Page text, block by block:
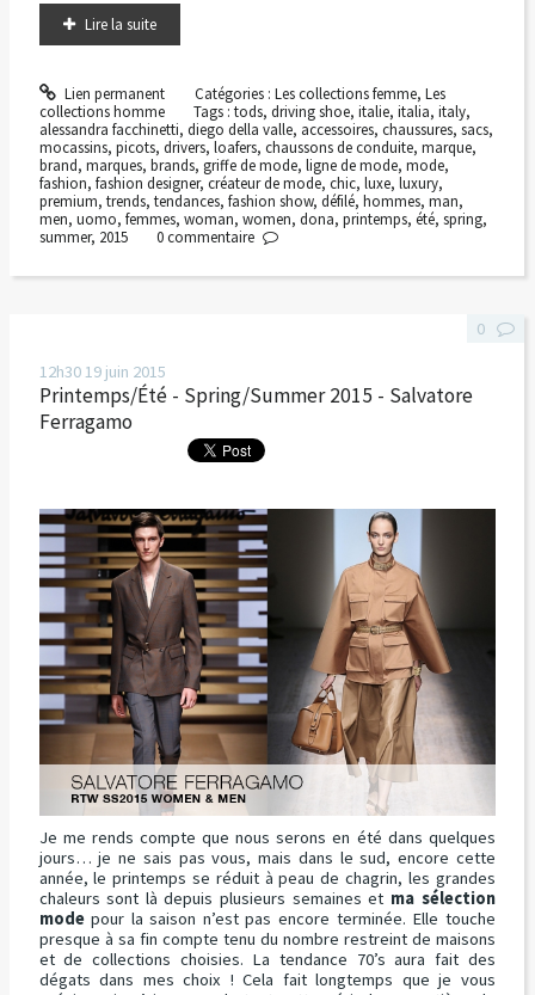
Lire la suite
Lien permanent Catégories : Les collections femme, Les
collections homme
Tags :tods,driving shoe,italie,italia,italy,
alessandra facchinetti, diego della valle, accessoires, chaussures, sacs,
mocassins, picots, drivers, loafers, chaussons de conduite, marque,
brand, marques, brands, griffe de mode, ligne de mode, mode,
fashion, fashion designer, créateur de mode, chic, luxe, luxury,
premium, trends, tendances, fashion show, défilé, hommes, man,
men, uomo, femmes, woman, women, dona, printemps, été, spring,
summer, 2015 0commentaire
12h3019 juin 2015
Printemps/Été - Spring/Summer 2015 - Salvatore
Ferragamo
Je me rends compte que nous serons en été dans quelques
jours… je ne sais pas vous, mais dans le sud, encore cette
année, le printemps se réduit à peau de chagrin, les grandes
chaleurs sont là depuis plusieurs semaines et ma sélection
modepour la saison n’est pas encore terminée. Elle touche
presque à sa fin compte tenu du nombre restreint de maisons
et de collections choisies. La tendance 70’s aura fait des
dégats dans mes choix ! Cela fait longtemps que je vous
0